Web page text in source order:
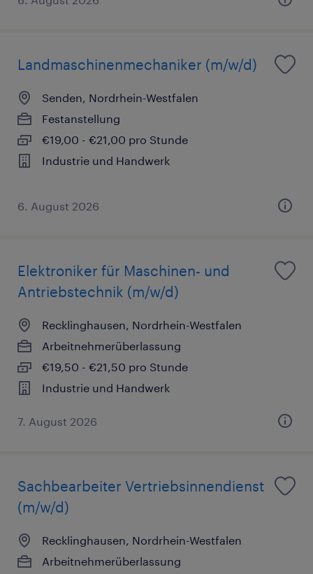
Landmaschinenmechaniker (m/w/d)
Senden, Nordrhein-Westfalen
Festanstellung
€19,00 - €21,00 pro Stunde
Industrie und Handwerk
6. August 2026
Elektroniker für Maschinen- und
Antriebstechnik (m/w/d)
Recklinghausen, Nordrhein-Westfalen
Arbeitnehmerüberlassung
€19,50 - €21,50 pro Stunde
Industrie und Handwerk
7. August 2026
Sachbearbeiter Vertriebsinnendienst
(m/w/d)
Recklinghausen, Nordrhein-Westfalen
Arbeitnehmerüberlassung